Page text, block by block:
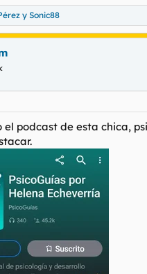
y Sonic88
el podcast de esta chica,